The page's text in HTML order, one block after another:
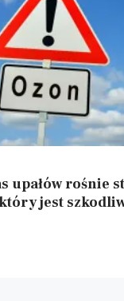
upałów rośnie
jest